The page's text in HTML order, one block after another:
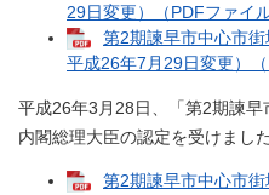
29日変更）（PDFファイ
第2期諫早市中心市
平成26年7月29日変更）
平成26年3月28日、「第2期諫
内閣総理大臣の認定を受けました
第2期諫早市中心市